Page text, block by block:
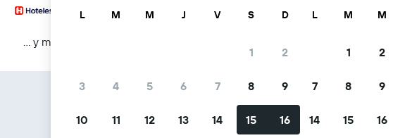
… y más
L M M J V S D
1 2
3 4 5 6 7 8 9
10 11 12 13 14 15 16
L M M
1 2
7 8 9
14 15 16